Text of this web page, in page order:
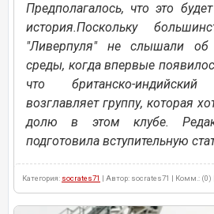
Предполагалось, что это
история.Поскольку
"Ливерпуля" не слышали
среды, когда впервые
что британско-индийский
возглавляет группу, которая
долю в этом клубе.
подготовила вступительную
Категория: socrates71 | Автор: socrates71 | Комм.: (0)